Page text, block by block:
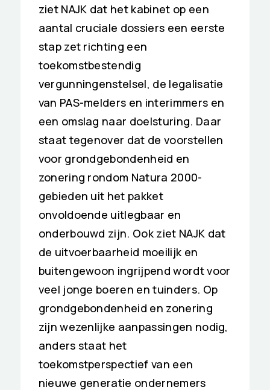
ziet NAJK dat het kabinet op een
aantal cruciale dossiers een eerste
stap zet richting een
toekomstbestendig
vergunningenstelsel, de legalisatie
van PAS-melders en interimmers en
een omslag naar doelsturing. Daar
staat tegenover dat de voorstellen
voor grondgebondenheid en
zonering rondom Natura 2000-
gebieden uit het pakket
onvoldoende uitlegbaar en
onderbouwd zijn. Ook ziet NAJK dat
de uitvoerbaarheid moeilijk en
buitengewoon ingrijpend wordt voor
veel jonge boeren en tuinders. Op
grondgebondenheid en zonering
zijn wezenlijke aanpassingen nodig,
anders staat het
toekomstperspectief van een
nieuwe generatie ondernemers